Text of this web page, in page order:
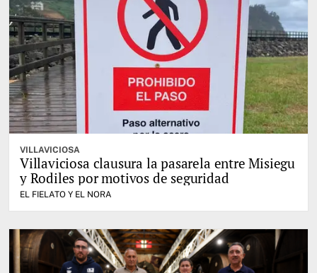
VILLAVICIOSA
Villaviciosa clausura la pasarela entre Misiegu
y Rodiles por motivos de seguridad
EL FIELATO Y EL NORA